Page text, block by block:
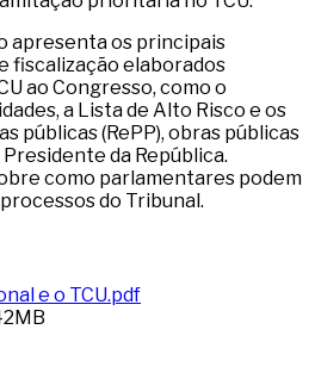
apresenta os principais
fiscalização elaborados
ao Congresso, como o
a Lista de Alto Risco e os
públicas (RePP), obras públicas
da República.
como parlamentares podem
do Tribunal.
e o TCU.pdf
MB